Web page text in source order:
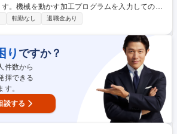
。機械を動かす加工プログラムを入力しての旋
車部品、半導体、医療機器、エネルギー関連な
3年間の教育制度を整備。技術習得やキャリア形
らない事があれば質問できる環境です。 【世界
メーカーからの信頼】身近なものから宇宙・最
で幅広く対応しています。富士電機、川崎重工
社など全国の大手企業と取引があります。 募集
レータ】総合加工技術のパイオニア/大手取引/社
転勤なし 退職金あり
り ですか？
件数から
揮できる
。
談する